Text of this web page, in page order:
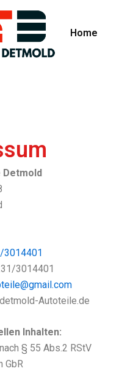
Home
Detmold
3014401
3014401
Autoteile.de
Inhalten:
§ 55 Abs.2 RStV
GbR